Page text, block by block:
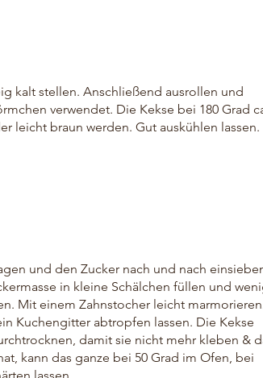
kalt stellen. Anschließend ausrollen und
verwendet. Die Kekse bei 180 Grad
leicht braun werden. Gut auskühlen lassen.
und den Zucker nach und nach
in kleine Schälchen füllen und
Mit einem Zahnstocher leicht
Kuchengitter abtropfen lassen. Die Kekse
damit sie nicht mehr kleben &
kann das ganze bei 50 Grad im Ofen, bei